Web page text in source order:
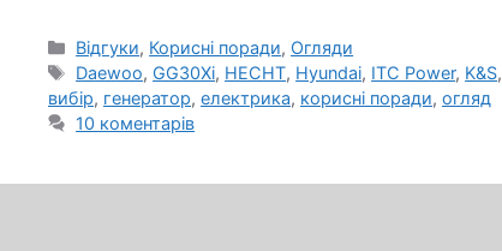
Категорії
Відгуки, Корисні поради, Огляди
Позначки
Daewoo, GG30Xi, HECHT, Hyundai, ITC Power, K&S,
вибір, генератор, електрика, корисні поради, огляд
10 коментарів